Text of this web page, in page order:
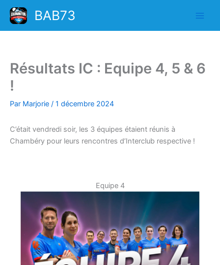
Aller
contenu
BAB73
Résultats IC : Equipe 4, 5 & 6
!
Par Marjorie / 1 décembre 2024
C’était vendredi soir, les 3 équipes étaient réunis à
Chambéry pour leurs rencontres d’Interclub respective !
Equipe 4